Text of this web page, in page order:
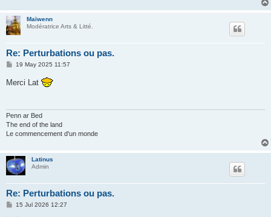
Maïwenn
Modératrice Arts & Litté.
Re: Perturbations ou pas.
P
t
19 May 2025 11:57
Merci Lat
Penn ar Bed
The end of the land
Le commencement d'un monde
Latinus
Admin
Re: Perturbations ou pas.
P15 Jul 2026 12:27